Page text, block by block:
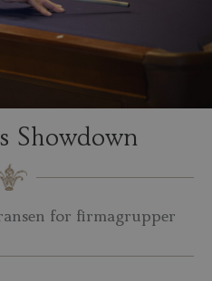
Showdown
for firmagrupper